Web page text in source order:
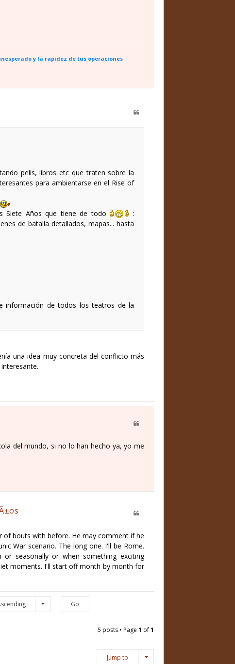
y la rapidez de tus operaciones
pelis, libros etc que traten sobre la
para ambientarse en el Rise of
Siete Años que tiene de todo
:
de batalla detallados, mapas... hasta
información de todos los teatros de la
una idea muy concreta del conflicto más
del mundo, si no lo han hecho ya, yo me
of bouts with before. He may comment if he
War scenario. The long one. I'll be Rome.
seasonally or when something exciting
moments. I'll start off month by month for
5 posts • Page 1 of1
Jump to